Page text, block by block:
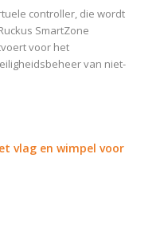
controller, die wordt
SmartZone
voor het
van niet-
vlag en wimpel voor